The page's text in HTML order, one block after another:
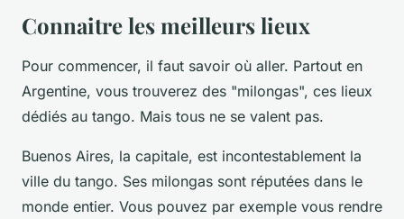
Connaitre les meilleurs lieux
Pour commencer, il faut savoir où aller. Partout en
Argentine, vous trouverez des "milongas", ces lieux
dédiés au tango. Mais tous ne se valent pas.
Buenos Aires, la capitale, est incontestablement la
ville du tango. Ses milongas sont réputées dans le
monde entier. Vous pouvez par exemple vous rendre